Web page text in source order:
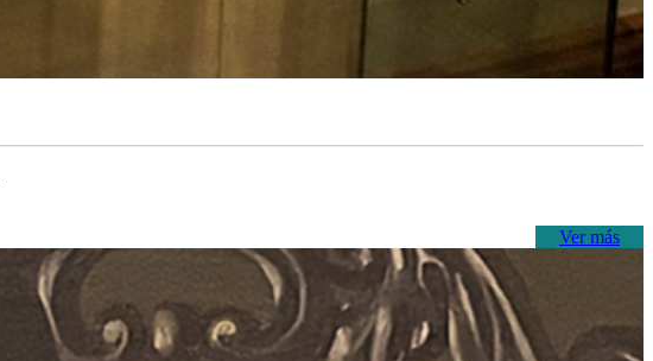
Ver más